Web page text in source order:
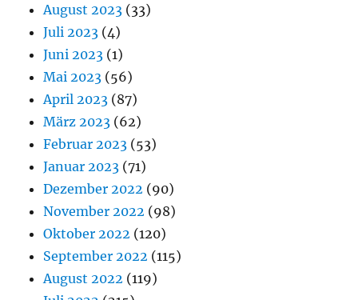
August 2023 (33)
Juli 2023 (4)
Juni 2023 (1)
Mai 2023 (56)
April 2023 (87)
März 2023 (62)
Februar 2023 (53)
Januar 2023 (71)
Dezember 2022 (90)
November 2022 (98)
Oktober 2022 (120)
September 2022 (115)
August 2022 (119)